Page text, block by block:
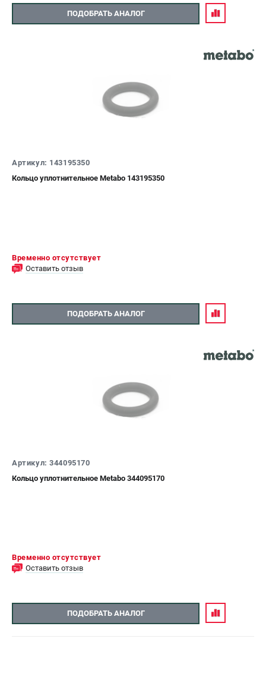
ПОДОБРАТЬ АНАЛОГ
Артикул: 143195350
Кольцо уплотнительное Metabo 143195350
Временно отсутствует
Оставить отзыв
ПОДОБРАТЬ АНАЛОГ
Артикул: 344095170
Кольцо уплотнительное Metabo 344095170
Временно отсутствует
Оставить отзыв
ПОДОБРАТЬ АНАЛОГ